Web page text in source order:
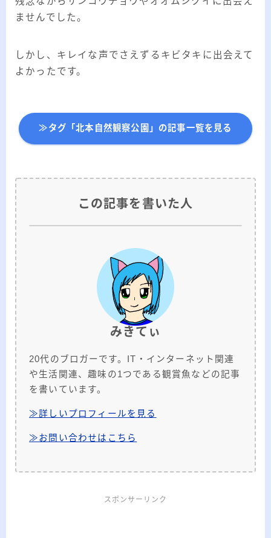
ませんでした。
しかし、キレイな声でさえずるキビタキに出会えて
よかったです。
≫タグ「北本自然観察公園」の記事一覧を見る
この記事を書いた人
みきてぃ
20代のブロガーです。IT・インターネット関連
や生活関連、趣味の1つである観賞魚などの記事
を書いています。
≫詳しいプロフィールを見る
≫お問い合わせはこちら
スポンサーリンク